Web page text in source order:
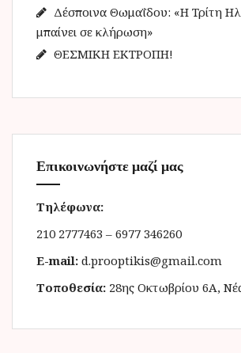
Δέσποινα Θωμαΐδου: «Η Τρίτη
μπαίνει σε κλήρωση»
ΘΕΣΜΙΚΗ ΕΚΤΡΟΠΗ!
Επικοινωνήστε μαζί μας
Τηλέφωνα:
210 2777463 – 6977 346260
E-mail: d.prooptikis@gmail.com
Τοποθεσία: 28ης Οκτωβρίου 6Α,